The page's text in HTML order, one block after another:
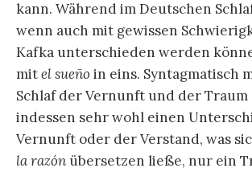
sind zugleich mit dem Verstand
positiven Wissen in ihrer
verknüpft. Die vermeintlich vor
warnende Inschrift am
la razón produce monstruos–
mehrdeutig. Wir wissen nicht, ob
Goya in seiner politisch
in der aufwendigen Aquatinta-